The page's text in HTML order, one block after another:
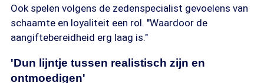
Ook spelen volgens de zedenspecialist gevoelens van
schaamte en loyaliteit een rol. "Waardoor de
aangiftebereidheid erg laag is."
'Dun lijntje tussen realistisch zijn en
ontmoedigen'